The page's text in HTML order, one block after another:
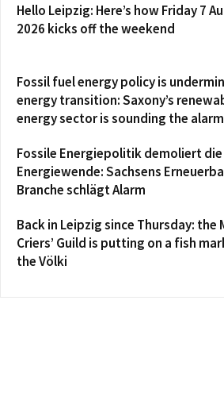
Hello Leipzig: Here’s how Friday 7
2026 kicks off the weekend
Fossil fuel energy policy is
energy transition: Saxony’s
energy sector is sounding the alarm
Fossile Energiepolitik demoliert die
Energiewende: Sachsens
Branche schlägt Alarm
Back in Leipzig since Thursday: the
Criers’ Guild is putting on a fish
the Völki